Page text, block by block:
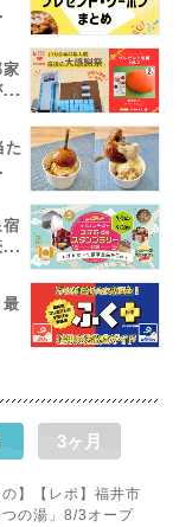
家
...
た
...
3ヶ月
の】【レポ】福井市
つの湯」8/3オープ